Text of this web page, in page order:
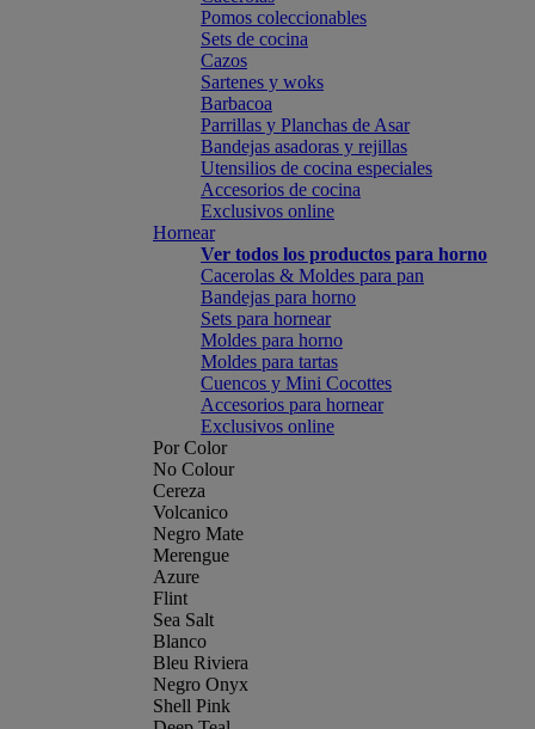
Pomos coleccionables
Sets de cocina
Cazos
Sartenes y woks
Barbacoa
Parrillas y Planchas de Asar
Bandejas asadoras y rejillas
Utensilios de cocina especiales
Accesorios de cocina
Exclusivos online
Hornear
Ver todos los productos para horno
Cacerolas & Moldes para pan
Bandejas para horno
Sets para hornear
Moldes para horno
Moldes para tartas
Cuencos y Mini Cocottes
Accesorios para hornear
Exclusivos online
Por Color
No Colour
Cereza
Volcanico
Negro Mate
Merengue
Azure
Flint
Sea Salt
Blanco
Bleu Riviera
Negro Onyx
Shell Pink